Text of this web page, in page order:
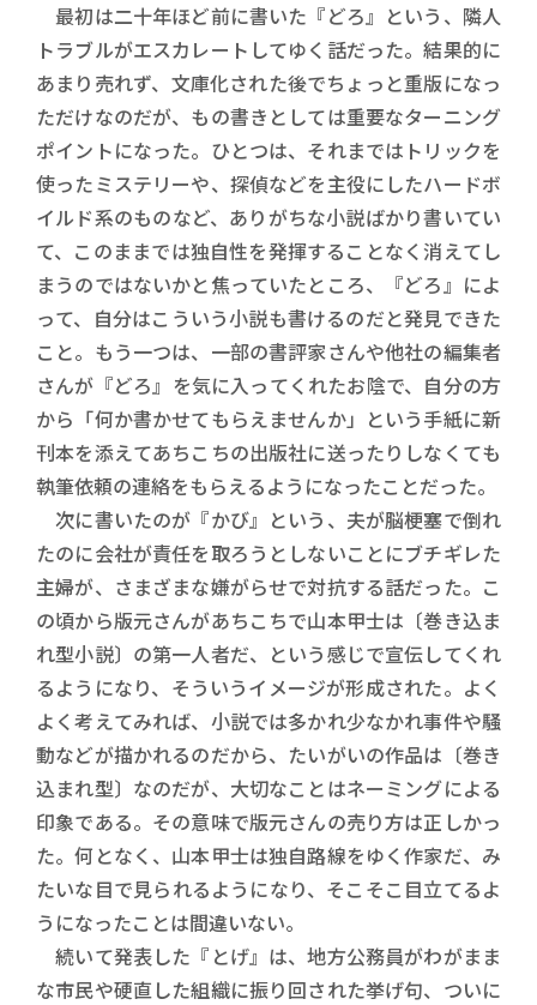
最初は二十年ほど前に書いた『どろ』という、隣人
トラブルがエスカレートしてゆく話だった。結果的に
あまり売れず、文庫化された後でちょっと重版になっ
ただけなのだが、もの書きとしては重要なターニング
ポイントになった。ひとつは、それまではトリックを
使ったミステリーや、探偵などを主役にしたハードボ
イルド系のものなど、ありがちな小説ばかり書いてい
て、このままでは独自性を発揮することなく消えてし
まうのではないかと焦っていたところ、『どろ』によ
って、自分はこういう小説も書けるのだと発見できた
こと。もう一つは、一部の書評家さんや他社の編集者
さんが『どろ』を気に入ってくれたお陰で、自分の方
から「何か書かせてもらえませんか」という手紙に新
刊本を添えてあちこちの出版社に送ったりしなくても
執筆依頼の連絡をもらえるようになったことだった。
次に書いたのが『かび』という、夫が脳梗塞で倒れ
たのに会社が責任を取ろうとしないことにブチギレた
主婦が、さまざまな嫌がらせで対抗する話だった。こ
の頃から版元さんがあちこちで山本甲士は〔巻き込ま
れ型小説〕の第一人者だ、という感じで宣伝してくれ
るようになり、そういうイメージが形成された。よく
よく考えてみれば、小説では多かれ少なかれ事件や騒
動などが描かれるのだから、たいがいの作品は〔巻き
込まれ型〕なのだが、大切なことはネーミングによる
印象である。その意味で版元さんの売り方は正しかっ
た。何となく、山本甲士は独自路線をゆく作家だ、み
たいな目で見られるようになり、そこそこ目立てるよ
うになったことは間違いない。
続いて発表した『とげ』は、地方公務員がわがまま
な市民や硬直した組織に振り回された挙げ句、ついに